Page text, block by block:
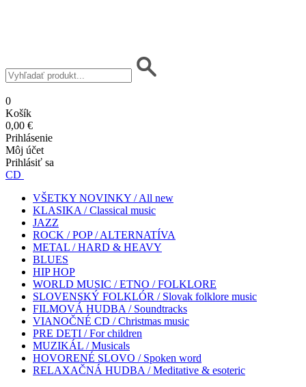
0
Košík
0,00 €
Prihlásenie
Môj účet
Prihlásiť sa
CD
VŠETKY NOVINKY / All new
KLASIKA / Classical music
JAZZ
ROCK / POP / ALTERNATÍVA
METAL / HARD & HEAVY
BLUES
HIP HOP
WORLD MUSIC / ETNO / FOLKLORE
SLOVENSKÝ FOLKLÓR / Slovak folklore music
FILMOVÁ HUDBA / Soundtracks
VIANOČNÉ CD / Christmas music
PRE DETI / For children
MUZIKÁL / Musicals
HOVORENÉ SLOVO / Spoken word
RELAXAČNÁ HUDBA / Meditative & esoteric